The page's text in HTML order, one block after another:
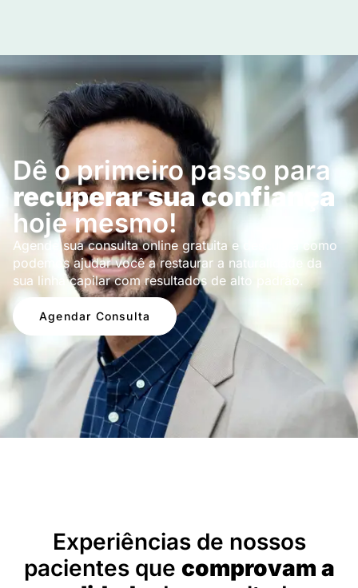
Dê o primeiro passo para
recuperar sua confiança
hoje mesmo!
Agende sua consulta online gratuita e descubra como
podemos ajudar você a restaurar a naturalidade da
sua linha capilar com resultados de alto padrão.
Agendar Consulta
Experiências de nossos
pacientes que comprovam a